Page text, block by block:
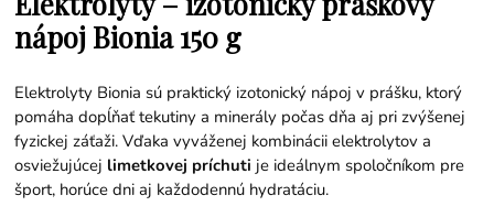
nápoj Bionia 150 g
Elektrolyty Bionia sú praktický izotonický nápoj v prášku, ktorý
pomáha dopĺňať tekutiny a minerály počas dňa aj pri zvýšenej
fyzickej záťaži. Vďaka vyváženej kombinácii elektrolytov a
osviežujúcej limetkovej príchuti je ideálnym spoločníkom pre
šport, horúce dni aj každodennú hydratáciu.